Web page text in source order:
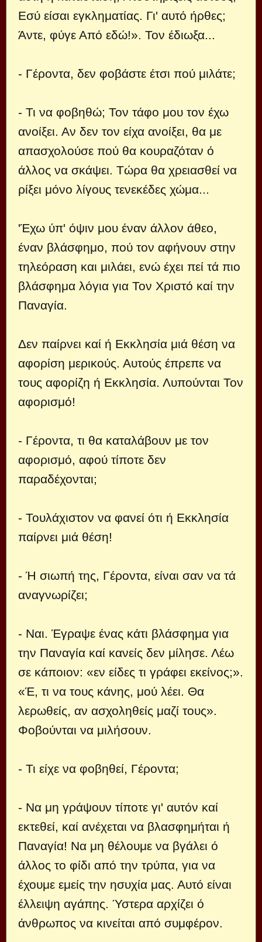
Εσύ είσαι εγκληματίας. Γι' αυτό ήρθες;
Άντε, φύγε Από εδώ!». Τον έδιωξα...
- Γέροντα, δεν φοβάστε έτσι πού μιλάτε;
- Τι να φοβηθώ; Τον τάφο μου τον έχω
ανοίξει. Αν δεν τον είχα ανοίξει, θα με
απασχολούσε πού θα κουραζόταν ό
άλλος να σκάψει. Τώρα θα χρειασθεί να
ρίξει μόνο λίγους τενεκέδες χώμα...
'Έχω ύπ' όψιν μου έναν άλλον άθεο,
έναν βλάσφημο, πού τον αφήνουν στην
τηλεόραση και μιλάει, ενώ έχει πεί τά πιο
βλάσφημα λόγια για Τον Χριστό καί την
Παναγία.
Δεν παίρνει καί ή Εκκλησία μιά θέση να
αφορίση μερικούς. Αυτούς έπρεπε να
τους αφορίζη ή Εκκλησία. Λυπούνται Τον
αφορισμό!
- Γέροντα, τι θα καταλάβουν με τον
αφορισμό, αφού τίποτε δεν
παραδέχονται;
- Τουλάχιστον να φανεί ότι ή Εκκλησία
παίρνει μιά θέση!
- Ή σιωπή της, Γέροντα, είναι σαν να τά
αναγνωρίζει;
- Ναι. Έγραψε ένας κάτι βλάσφημα για
την Παναγία καί κανείς δεν μίλησε. Λέω
σε κάποιον: «εν είδες τι γράφει εκείνος;».
«Έ, τι να τους κάνης, μού λέει. Θα
λερωθείς, αν ασχοληθείς μαζί τους».
Φοβούνται να μιλήσουν.
- Τι είχε να φοβηθεί, Γέροντα;
- Να μη γράψουν τίποτε γι' αυτόν καί
εκτεθεί, καί ανέχεται να βλασφημήται ή
Παναγία! Να μη θέλουμε να βγάλει ό
άλλος το φίδι από την τρύπα, για να
έχουμε εμείς την ησυχία μας. Αυτό είναι
έλλειψη αγάπης. Ύστερα αρχίζει ό
άνθρωπος να κινείται από συμφέρον.